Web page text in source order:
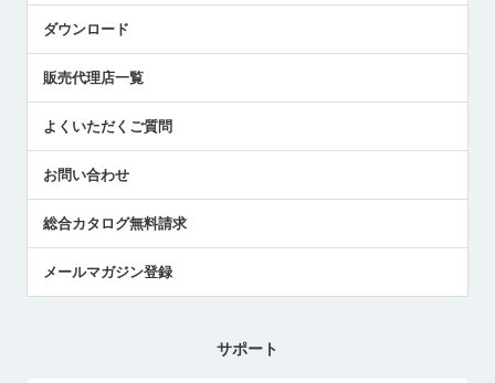
国/地域/言語
社員ブログ
中小企業のBCP地震対策
センサのテクニカルガイド
社長ブログ
ダウンロード
販売代理店一覧
よくいただくご質問
お問い合わせ
総合カタログ無料請求
メールマガジン登録
サポート